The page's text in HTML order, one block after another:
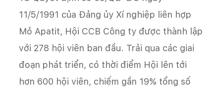
11/5/1991 của Đảng ủy Xí nghiệp liên hợp
Mỏ Apatit, Hội CCB Công ty được thành lập
với 278 hội viên ban đầu. Trải qua các giai
đoạn phát triển, có thời điểm Hội lên tới
hơn 600 hội viên, chiếm gần 19% tổng số